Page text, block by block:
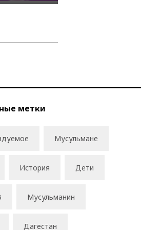
метки
Мусульмане
История Дети
Мусульманин
Дагестан